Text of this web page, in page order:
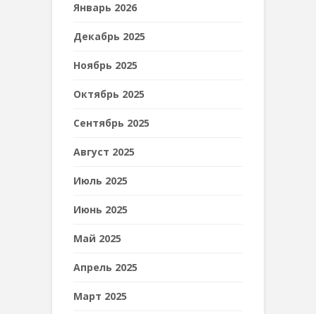
Январь 2026
Декабрь 2025
Ноябрь 2025
Октябрь 2025
Сентябрь 2025
Август 2025
Июль 2025
Июнь 2025
Май 2025
Апрель 2025
Март 2025